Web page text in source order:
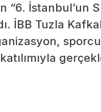
“6. İstanbul’un
İBB Tuzla